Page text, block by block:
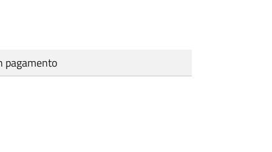
pagamento